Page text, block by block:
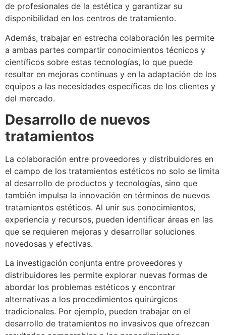
de profesionales de la estética y garantizar su
disponibilidad en los centros de tratamiento.
Además, trabajar en estrecha colaboración les permite
a ambas partes compartir conocimientos técnicos y
científicos sobre estas tecnologías, lo que puede
resultar en mejoras continuas y en la adaptación de los
equipos a las necesidades específicas de los clientes y
del mercado.
Desarrollo de nuevos
tratamientos
La colaboración entre proveedores y distribuidores en
el campo de los tratamientos estéticos no solo se limita
al desarrollo de productos y tecnologías, sino que
también impulsa la innovación en términos de nuevos
tratamientos estéticos. Al unir sus conocimientos,
experiencia y recursos, pueden identificar áreas en las
que se requieren mejoras y desarrollar soluciones
novedosas y efectivas.
La investigación conjunta entre proveedores y
distribuidores les permite explorar nuevas formas de
abordar los problemas estéticos y encontrar
alternativas a los procedimientos quirúrgicos
tradicionales. Por ejemplo, pueden trabajar en el
desarrollo de tratamientos no invasivos que ofrezcan